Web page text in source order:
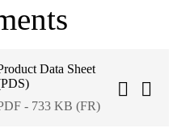
Data Sheet
- 733 KB (FR)